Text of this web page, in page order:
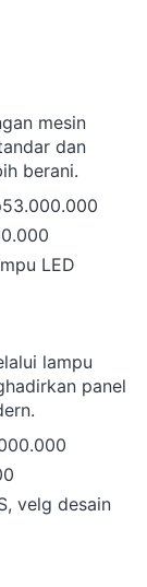
mesin
dan
berani.
LED
lampu
panel
velg desain